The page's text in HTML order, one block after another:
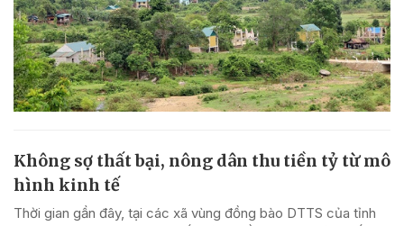
Không sợ thất bại, nông dân thu tiền tỷ từ mô
hình kinh tế
Thời gian gần đây, tại các xã vùng đồng bào DTTS của tỉnh